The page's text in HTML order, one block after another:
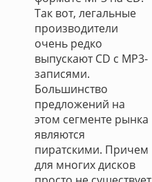
Так вот, легальные
производители
очень редко
выпускают CD с MP3-
записями.
Большинство
предложений на
этом сегменте рынка
являются
пиратскими. Причем
для многих дисков